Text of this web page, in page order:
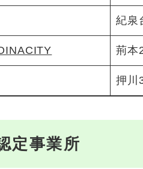
紀泉
荊本
押川
定事業所